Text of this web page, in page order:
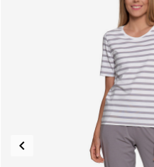
Poprzedni
keyboard_arrow_left